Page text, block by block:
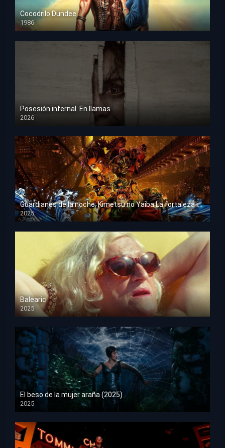
Cocodrilo Dundee
1986
HD 1080p
Posesión infernal. En llamas
2026
HD 1080p
Guardianes de la noche: Kimetsu no Yaiba La fortaleza infinita
2025
HD 1080p
Balearic
2025
HD 1080p
El beso de la mujer araña (2025)
2025
HD 1080p